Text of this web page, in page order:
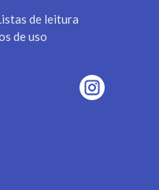
de leitura
de uso